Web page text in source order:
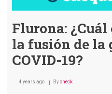
Flurona: ¿Cuál
la fusión de la
COVID-19?
4 years ago Bycheck